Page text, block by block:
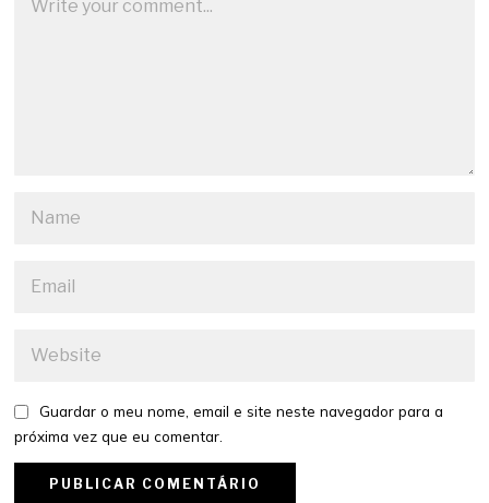
Guardar o meu nome, email e site neste navegador para a
próxima vez que eu comentar.